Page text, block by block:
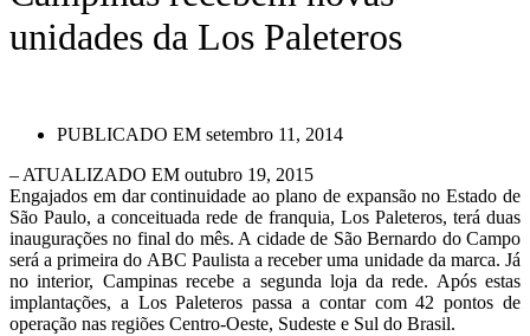
unidades da Los Paleteros
PUBLICADO EM setembro 11, 2014
– ATUALIZADO EM outubro 19, 2015
Engajados em dar continuidade ao plano de expansão no Estado de
São Paulo, a conceituada rede de franquia, Los Paleteros, terá duas
inaugurações no final do mês. A cidade de São Bernardo do Campo
será a primeira do ABC Paulista a receber uma unidade da marca. Já
no interior, Campinas recebe a segunda loja da rede. Após estas
implantações, a Los Paleteros passa a contar com 42 pontos de
operação nas regiões Centro-Oeste, Sudeste e Sul do Brasil.